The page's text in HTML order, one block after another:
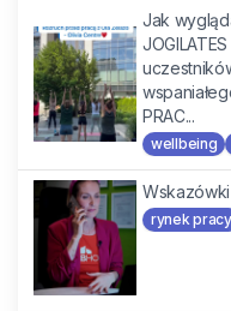
Jak
PRAC...
wellbeing
rynek pracy